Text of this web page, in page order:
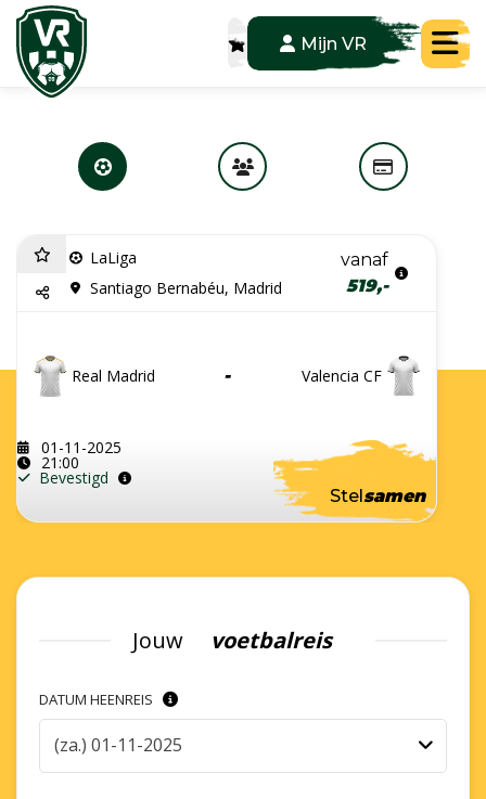
Mijn VR
LaLiga
Santiago Bernabéu, Madrid
vanaf
519,-
Real Madrid - Valencia CF
01-11-2025
21:00
Bevestigd
Stelsamen
Jouw voetbalreis
DATUM HEENREIS
(za.) 01-11-2025